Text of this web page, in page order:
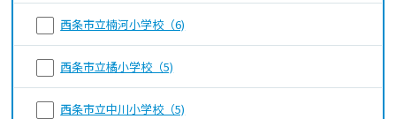
西条市立楠河小学校（6)
西条市立橘小学校（5)
西条市立中川小学校（5)